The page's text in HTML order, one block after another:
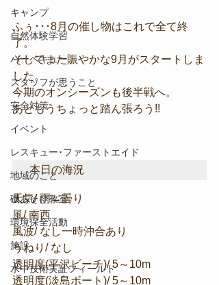
キャンプ
自然体験学習
バーベキュー
スタッフが思うこと
安全対策
イベント
レスキュー･ファーストエイド
地域のこと
磯あそび教室
環境保全活動
施設
水中技術実証フィールド
ふぅ･･･8月の催し物はこれで全て終
了。
そしてまた賑やかな9月がスタートしま
した。
今期のオンシーズンも後半戦へ。
あともうちょっと踏ん張ろう!!
本日の海況
天気/ 雨↔曇り
風/ 南西
風波/ なし一時沖合あり
うねり/ なし
透明度(平沢ビーチ)/ 5～10m
透明度(淡島ボート)/ 5～10m